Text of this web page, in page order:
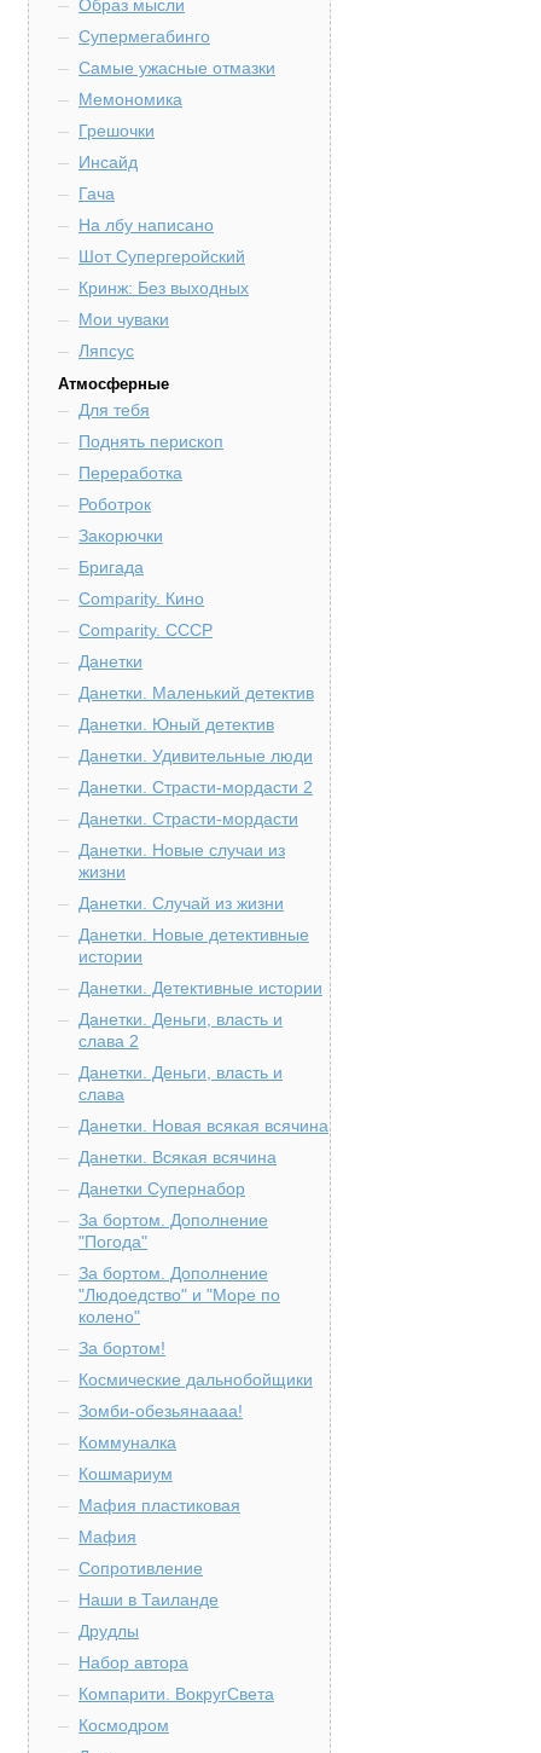
Образ мысли
Супермегабинго
Самые ужасные отмазки
Мемономика
Грешочки
Инсайд
Гача
На лбу написано
Шот Супергеройский
Кринж: Без выходных
Мои чуваки
Ляпсус
Атмосферные
Для тебя
Поднять перископ
Переработка
Роботрок
Закорючки
Бригада
Comparity. Кино
Comparity. СССР
Данетки
Данетки. Маленький детектив
Данетки. Юный детектив
Данетки. Удивительные люди
Данетки. Страсти-мордасти 2
Данетки. Страсти-мордасти
Данетки. Новые случаи из
жизни
Данетки. Случай из жизни
Данетки. Новые детективные
истории
Данетки. Детективные истории
Данетки. Деньги, власть и
слава 2
Данетки. Деньги, власть и
слава
Данетки. Новая всякая всячина
Данетки. Всякая всячина
Данетки Супернабор
За бортом. Дополнение
"Погода"
За бортом. Дополнение
"Людоедство" и "Море по
колено"
За бортом!
Космические дальнобойщики
Зомби-обезьянаааа!
Коммуналка
Кошмариум
Мафия пластиковая
Мафия
Сопротивление
Наши в Таиланде
Друдлы
Набор автора
Компарити. ВокругСвета
Космодром